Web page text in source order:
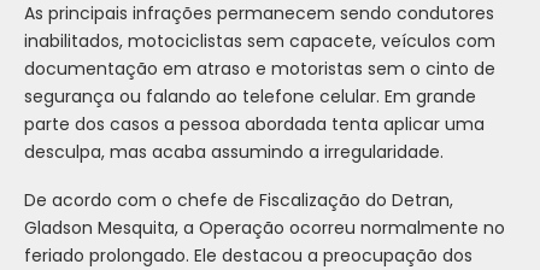
As principais infrações permanecem sendo condutores
inabilitados, motociclistas sem capacete, veículos com
documentação em atraso e motoristas sem o cinto de
segurança ou falando ao telefone celular. Em grande
parte dos casos a pessoa abordada tenta aplicar uma
desculpa, mas acaba assumindo a irregularidade.
De acordo com o chefe de Fiscalização do Detran,
Gladson Mesquita, a Operação ocorreu normalmente no
feriado prolongado. Ele destacou a preocupação dos